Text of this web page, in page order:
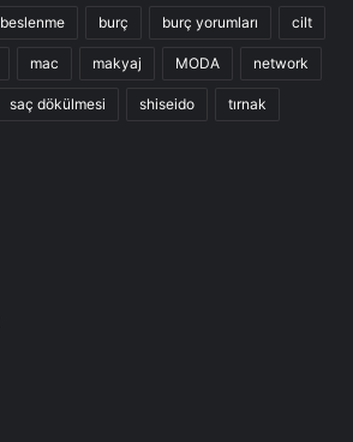
beslenme burç burç yorumları cilt
mac makyaj MODA network
saç dökülmesi shiseido tırnak